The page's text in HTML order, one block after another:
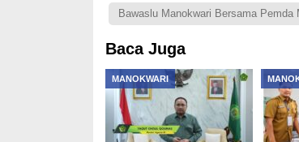
Bawaslu Manokwari Bersama Pemda
Baca Juga
MANOKWARI